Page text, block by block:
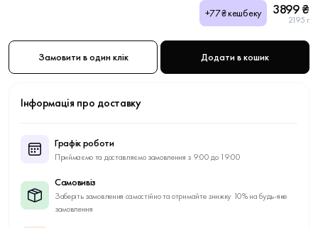
+77₴ кешбеку 3899 ₴
2195 г
Замовити в один клік Додати в кошик
Інформація про доставку
Графік роботи
Приймаємо та доставляємо замовлення з 9:00 до 19:00
Самовивіз
Заберіть замовлення самостійно та отримайте знижку 10% на будь-яке
замовлення